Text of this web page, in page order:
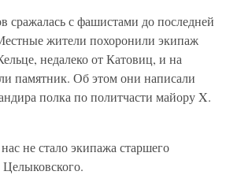
сражалась с фашистами до последней
жители похоронили экипаж
недалеко от Катовиц, и на
памятник. Об этом они написали
полка по политчасти майору X.
не стало экипажа старшего